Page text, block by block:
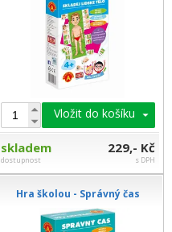
Vložit do košíku
skladem
dostupnost
229,- Kč
s DPH
Hra školou - Správný čas